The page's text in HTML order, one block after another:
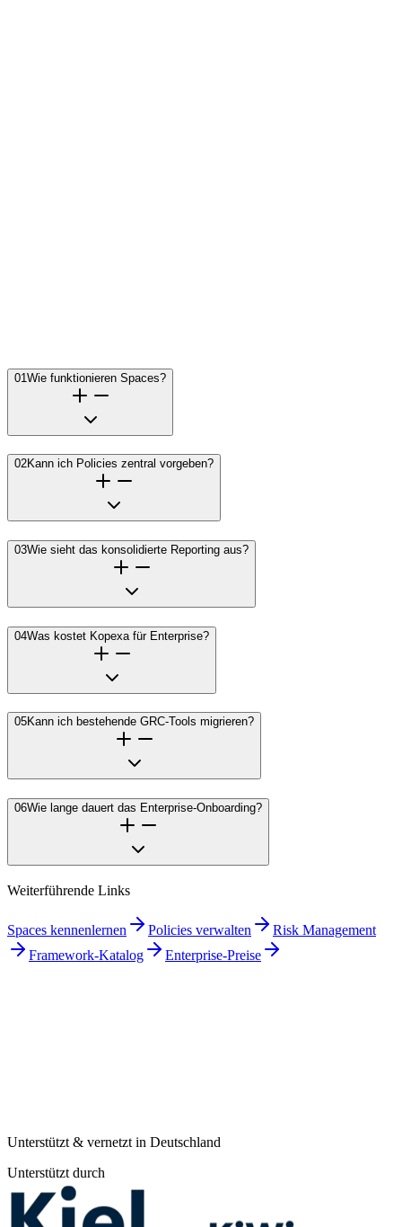
01Wie funktionieren Spaces?
02Kann ich Policies zentral vorgeben?
03Wie sieht das konsolidierte Reporting aus?
04Was kostet Kopexa für Enterprise?
05Kann ich bestehende GRC-Tools migrieren?
06Wie lange dauert das Enterprise-Onboarding?
Weiterführende Links
Spaces kennenlernen Policies verwalten
Risk Management
Framework-Katalog
Enterprise-Preise
Unterstützt & vernetzt in Deutschland
Unterstützt durch